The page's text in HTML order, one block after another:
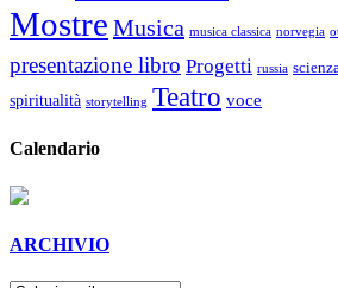
Mostre Musica musica classica norvegia
presentazione libro Progetti russia
spiritualità storytelling Teatro voce
Calendario
ARCHIVIO